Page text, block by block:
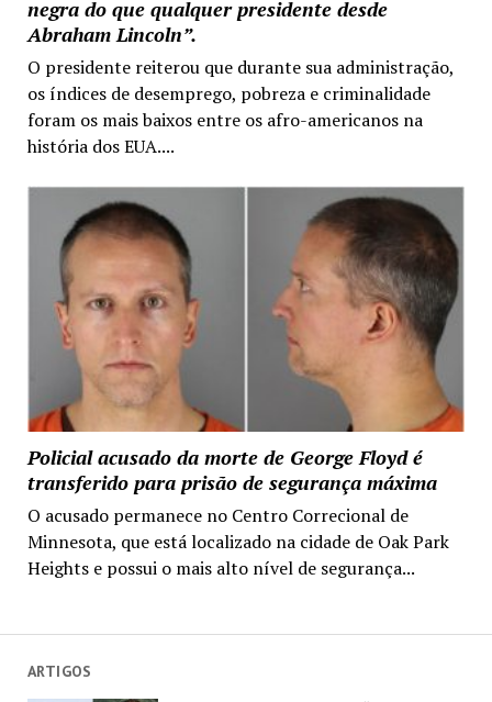
negra do que qualquer presidente desde
Abraham Lincoln”.
O presidente reiterou que durante sua administração,
os índices de desemprego, pobreza e criminalidade
foram os mais baixos entre os afro-americanos na
história dos EUA....
Policial acusado da morte de George Floyd é
transferido para prisão de segurança máxima
O acusado permanece no Centro Correcional de
Minnesota, que está localizado na cidade de Oak Park
Heights e possui o mais alto nível de segurança...
ARTIGOS